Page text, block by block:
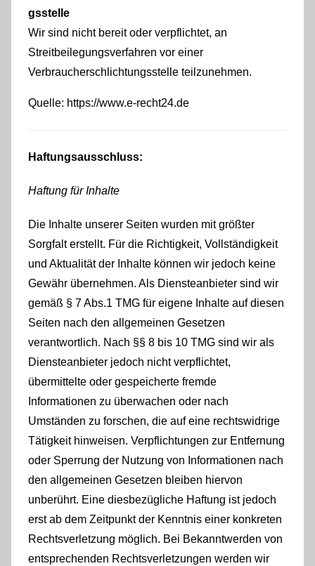
gsstelle
Wir sind nicht bereit oder verpflichtet, an
Streitbeilegungsverfahren vor einer
Verbraucherschlichtungsstelle teilzunehmen.
Quelle: https://www.e-recht24.de
Haftungsausschluss:
Haftung für Inhalte
Die Inhalte unserer Seiten wurden mit größter
Sorgfalt erstellt. Für die Richtigkeit, Vollständigkeit
und Aktualität der Inhalte können wir jedoch keine
Gewähr übernehmen. Als Diensteanbieter sind wir
gemäß § 7 Abs.1 TMG für eigene Inhalte auf diesen
Seiten nach den allgemeinen Gesetzen
verantwortlich. Nach §§ 8 bis 10 TMG sind wir als
Diensteanbieter jedoch nicht verpflichtet,
übermittelte oder gespeicherte fremde
Informationen zu überwachen oder nach
Umständen zu forschen, die auf eine rechtswidrige
Tätigkeit hinweisen. Verpflichtungen zur Entfernung
oder Sperrung der Nutzung von Informationen nach
den allgemeinen Gesetzen bleiben hiervon
unberührt. Eine diesbezügliche Haftung ist jedoch
erst ab dem Zeitpunkt der Kenntnis einer konkreten
Rechtsverletzung möglich. Bei Bekanntwerden von
entsprechenden Rechtsverletzungen werden wir